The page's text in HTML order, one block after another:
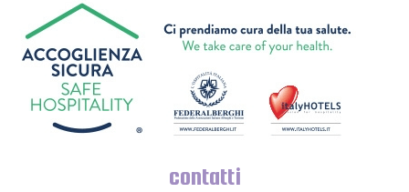
contatti